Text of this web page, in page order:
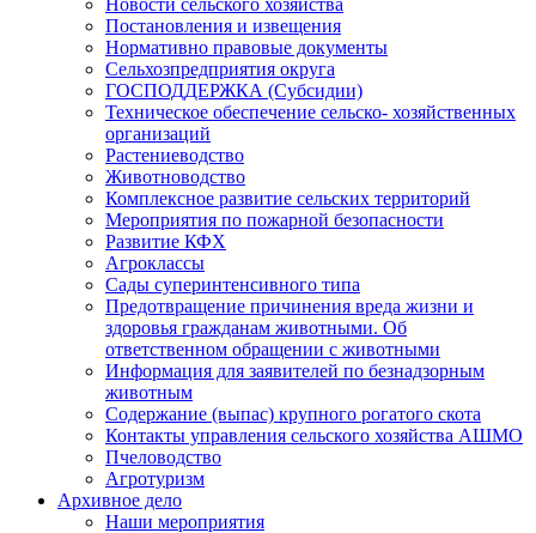
Новости сельского хозяйства
Постановления и извещения
Нормативно правовые документы
Сельхозпредприятия округа
ГОСПОДДЕРЖКА (Субсидии)
Техническое обеспечение сельско- хозяйственных
организаций
Растениеводство
Животноводство
Комплексное развитие сельских территорий
Мероприятия по пожарной безопасности
Развитие КФХ
Агроклассы
Сады суперинтенсивного типа
Предотвращение причинения вреда жизни и
здоровья гражданам животными. Об
ответственном обращении с животными
Информация для заявителей по безнадзорным
животным
Содержание (выпас) крупного рогатого скота
Контакты управления сельского хозяйства АШМО
Пчеловодство
Агротуризм
Архивное дело
Наши мероприятия